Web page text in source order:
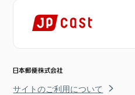
サイトのご利用について